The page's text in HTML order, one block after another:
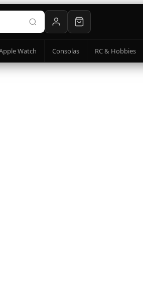
Watch Consolas RC & Hobbies